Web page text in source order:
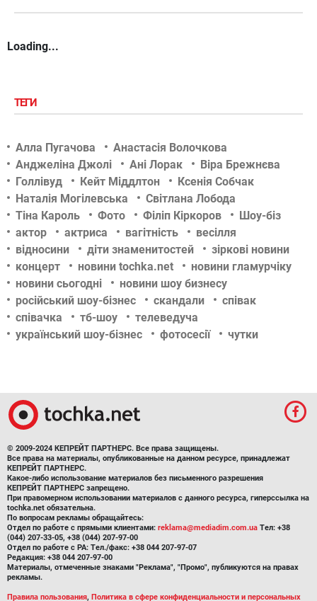
Loading...
ТЕГИ
Алла Пугачова
Анастасія Волочкова
Анджеліна Джолі
Ані Лорак
Віра Брежнєва
Голлівуд
Кейт Міддлтон
Ксенія Собчак
Наталія Могілевська
Світлана Лобода
Тіна Кароль
Фото Філіп Кіркоров
Шоу-біз
актор
актриса вагітність
весілля
відносини
діти знаменитостей
зіркові новини
концерт
новини tochka.net
новини гламурчіку
новини сьогодні
новини шоу бизнесу
російський шоу-бізнес
скандали
співак
співачка
тб-шоу
телеведуча
український шоу-бізнес
фотосесії чутки
© 2009-2024 КЕПРЕЙТ ПАРТНЕРС. Все права защищены.
Все права на материалы, опубликованные на данном ресурсе, принадлежат
КЕПРЕЙТ ПАРТНЕРС.
Какое-либо использование материалов без письменного разрешения
КЕПРЕЙТ ПАРТНЕРС запрещено.
При правомерном использовании материалов с данного ресурса, гиперссылка на
tochka.net обязательна.
По вопросам рекламы обращайтесь:
Отдел по работе с прямыми клиентами: reklama@mediadim.com.ua Тел: +38
(044) 207-33-05, +38 (044) 207-97-00
Отдел по работе с РА: Тел./факс: +38 044 207-97-07
Редакция: +38 044 207-97-00
Материалы, отмеченные знаками "Реклама", "Промо", публикуются на правах
рекламы.
Правила пользования, Политика в сфере конфиденциальности и персональных